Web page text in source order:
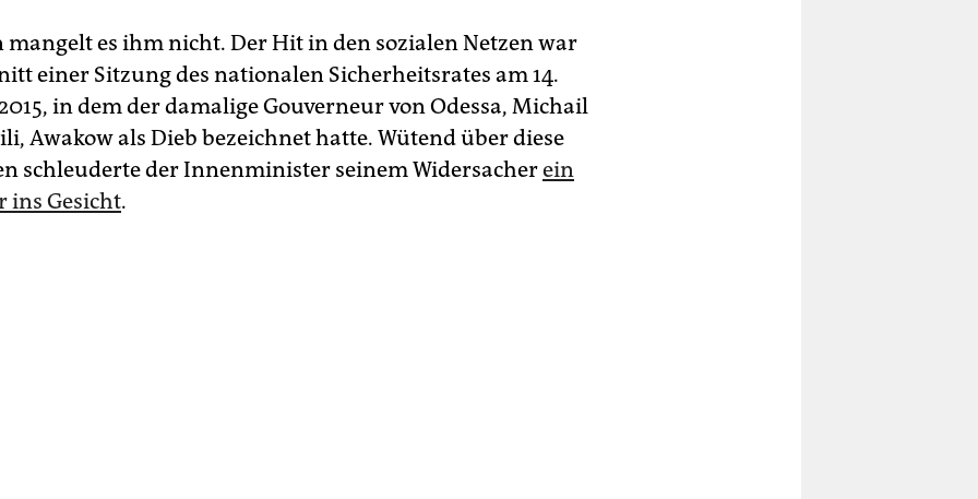
mangelt es ihm nicht. Der Hit in den sozialen Netzen war
einer Sitzung des nationalen Sicherheitsrates am 14.
in dem der damalige Gouverneur von Odessa, Michail
Awakow als Dieb bezeichnet hatte. Wütend über diese
schleuderte der Innenminister seinem Widersacherein
ins Gesicht.